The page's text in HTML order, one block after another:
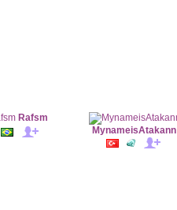
Rafsm
MynameisAtakann